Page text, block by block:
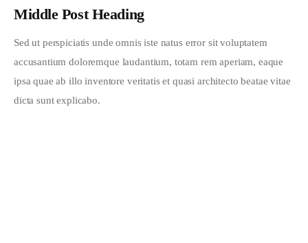
Middle Post Heading
Sed ut perspiciatis unde omnis iste natus error sit voluptatem
accusantium doloremque laudantium, totam rem aperiam, eaque
ipsa quae ab illo inventore veritatis et quasi architecto beatae vitae
dicta sunt explicabo.